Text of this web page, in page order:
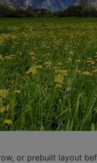
or prebuilt layout